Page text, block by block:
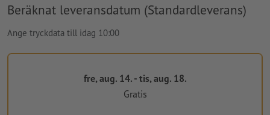
Beräknat leveransdatum (Standardleverans)
Ange tryckdata till idag 10:00
fre, aug. 14. - tis, aug. 18.
Gratis